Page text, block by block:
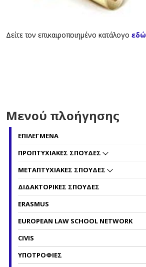
Δείτε τον επικαιροποιημένο κατάλογοεδώ
Μενού πλοήγησης
ΕΠΙΛΕΓΜΕΝΑ
ΠΡΟΠΤΥΧΙΑΚΕΣ ΣΠΟΥΔΕΣ
ΜΕΤΑΠΤΥΧΙΑΚΕΣ ΣΠΟΥΔΕΣ
ΔΙΔΑΚΤΟΡΙΚΕΣ ΣΠΟΥΔΕΣ
ERASMUS
EUROPEAN LAW SCHOOL NETWORK
CIVIS
ΥΠΟΤΡΟΦΙΕΣ